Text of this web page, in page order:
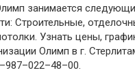
занимается
Строительные,
Узнать цены,
Олимп в г.